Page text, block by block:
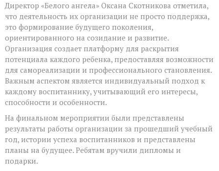
Директор «Белого ангела» Оксана Скотникова отметила,
что деятельность их организации не просто поддержка,
это формирование будущего поколения,
ориентированного на созидание и развитие.
Организация создает платформу для раскрытия
потенциала каждого ребенка, предоставляя возможности
для самореализации и профессионального становления.
Важным аспектом является индивидуальный подход к
каждому воспитаннику, учитывающий его интересы,
способности и особенности.
На финальном мероприятии были представлены
результаты работы организации за прошедший учебный
год, истории успеха воспитанников и представлены
планы на будущее. Ребятам вручили дипломы и
подарки.